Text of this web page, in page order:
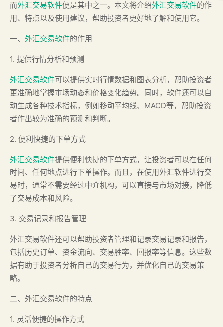
而外汇交易软件便是其中之一。本文将介绍外汇交易软件的作
用、特点以及使用建议，帮助投资者更好地了解和使用它。
一、 外汇交易软件的作用
1. 提供行情分析和预测
外汇交易软件可以提供实时行情数据和图表分析，帮助投资者
更准确地掌握市场动态和价格变化趋势。同时，软件还可以自
动生成各种技术指标，例如移动平均线、MACD等，帮助投资
者作出较为准确的预测和判断。
2. 便利快捷的下单方式
外汇交易软件提供便利快捷的下单方式，让投资者可以在任何
时间、任何地点进行下单操作。而且，在使用外汇软件进行交
易时，通常不需要经过中介机构，可以直接与市场对接，降低
了交易成本和风险。
3. 交易记录和报告管理
外汇交易软件还可以帮助投资者管理和记录交易记录和报告，
包括历史订单、资金流向、交易胜率、回报率等信息。这些数
据有助于投资者分析自己的交易行为，并优化自己的交易策
略。
二、外汇交易软件的特点
1. 灵活便捷的操作方式